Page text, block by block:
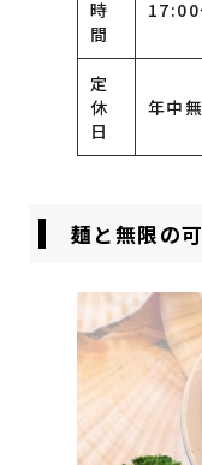
時
間
定
休
日
年中
麺と無限の